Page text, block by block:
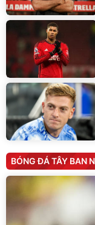
BÓNG ĐÁ TÂY BAN